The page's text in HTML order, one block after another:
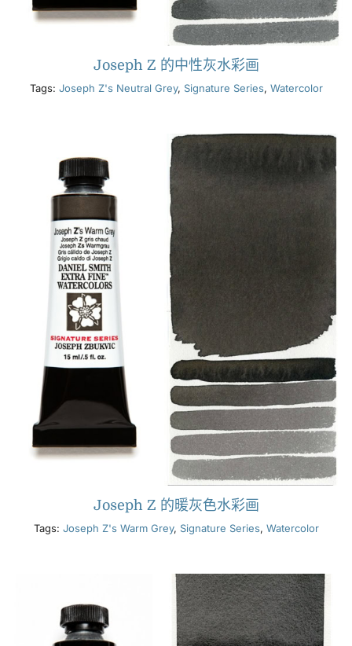
Joseph Z 的中性灰水彩画
Tags: Joseph Z's Neutral Grey, Signature Series, Watercolor
Joseph Z 的暖灰色水彩画
Tags: Joseph Z's Warm Grey, Signature Series, Watercolor